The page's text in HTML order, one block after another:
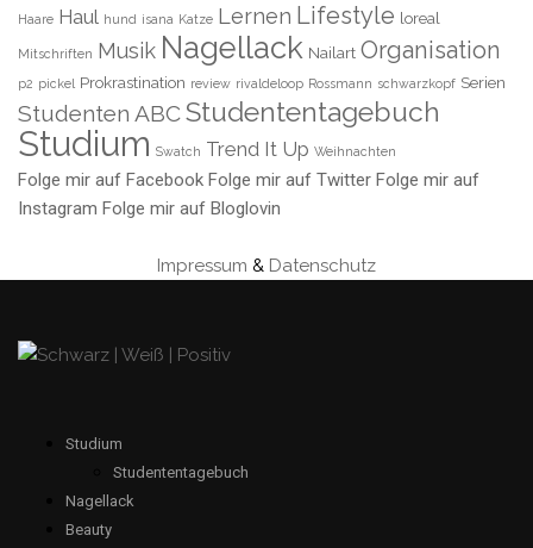
Haare Haul hund isana Katze Lernen Lifestyle loreal
Mitschriften Musik Nagellack Nailart Organisation
p2 pickel Prokrastination review rivaldeloop Rossmann schwarzkopf Serien
Studenten ABCStudententagebuch
Studium Swatch Trend It Up Weihnachten
Folge mir auf Facebook Folge mir auf Twitter Folge mir auf
Instagram Folge mir auf Bloglovin
Impressum & Datenschutz
Studium
Studententagebuch
Nagellack
Beauty